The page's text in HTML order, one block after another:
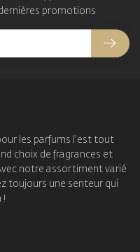
promotions
les parfums l'est tout
choix de fragrances et
notre assortiment varié
toujours une senteur qui
!